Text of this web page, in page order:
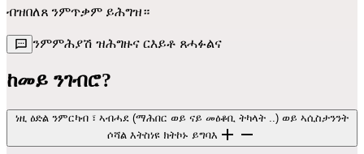
ብዝበለጸ ንምጥቃም ይሕግዝ።
ንምምሕያሽ ዝሕግዙና ርእይቶ ጸሓፉልና
ከመይ ንገብሮ?
ነዚ ዕድል ንምርካብ ፣ ኣብሓደ (ማሕበር ወይ ናይ መዕቆቢ ትካላት ..) ወይ ኣሲስታንንት
ሶሻል እትስነዩ ክትኮኑ ይግባእ